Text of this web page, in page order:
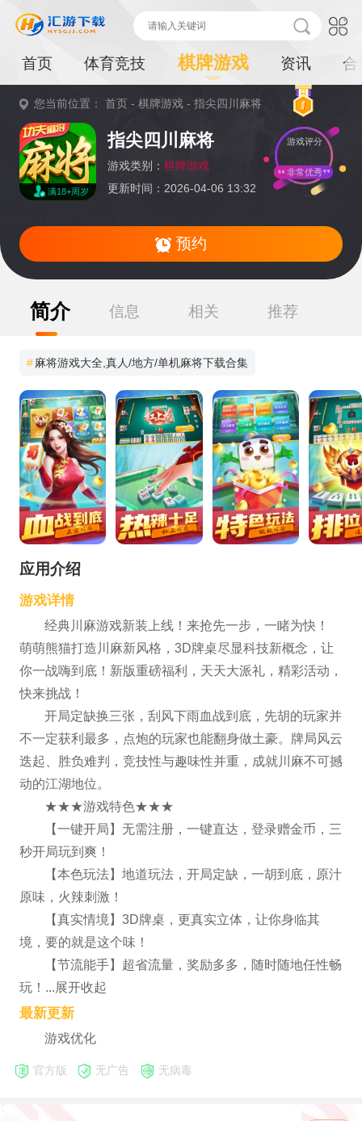
首页 体育竞技 棋牌游戏 资讯 合
您当前位置：首页 -棋牌游戏 -指尖四川麻将
满18+周岁
指尖四川麻将
游戏类别： 棋牌游戏
更新时间：2026-04-06 13:32
游戏评分
非常优秀
预约
提
简介 信息 相关 推荐
#麻将游戏大全,真人/地方/单机麻将下载合集
应用介绍
游戏详情
经典川麻游戏新装上线！来抢先一步，一睹为快！
萌萌熊猫打造川麻新风格，3D牌桌尽显科技新概念，让
你一战嗨到底！新版重磅福利，天天大派礼，精彩活动，
快来挑战！
开局定缺换三张，刮风下雨血战到底，先胡的玩家并
不一定获利最多，点炮的玩家也能翻身做土豪。牌局风云
迭起、胜负难判，竞技性与趣味性并重，成就川麻不可撼
动的江湖地位。
★★★游戏特色★★★
【一键开局】无需注册，一键直达，登录赠金币，三
秒开局玩到爽！
【本色玩法】地道玩法，开局定缺，一胡到底，原汁
原味，火辣刺激！
【真实情境】3D牌桌，更真实立体，让你身临其
境，要的就是这个味！
【节流能手】超省流量，奖励多多，随时随地任性畅
玩！...展开收起
最新更新
游戏优化
官方版 无广告 无病毒